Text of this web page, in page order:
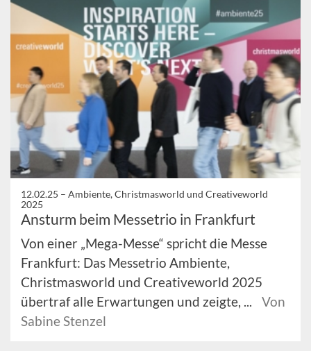
12.02.25 – Ambiente, Christmasworld und Creativeworld
2025
Ansturm beim Messetrio in Frankfurt
Von einer „Mega-Messe“ spricht die Messe
Frankfurt: Das Messetrio Ambiente,
Christmasworld und Creativeworld 2025
übertraf alle Erwartungen und zeigte, ...
Von
Sabine Stenzel